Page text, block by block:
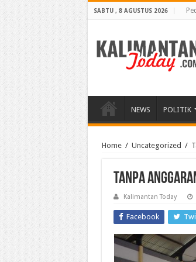
SABTU , 8 AGUSTUS 2026
NEWS POLITIK
Home / Uncategorized /
Tanpa
Kalimantan Today
Facebook